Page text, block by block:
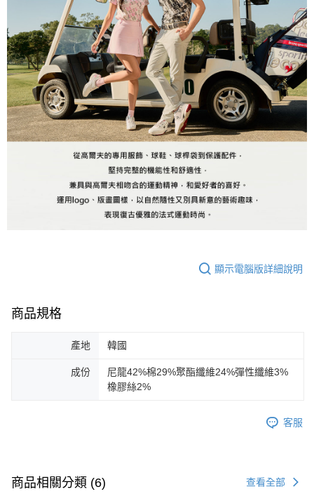
顯示電腦版詳細說明
商品規格
產地 韓國
成份
尼龍42%棉29%聚酯纖維24%彈性纖維3%
橡膠絲2%
客服
商品相關分類 (6) 查看全部